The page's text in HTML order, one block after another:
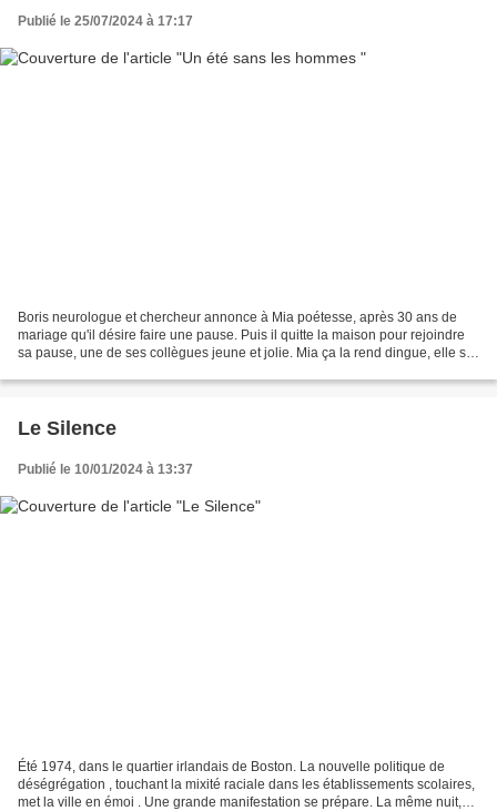
Publié le 25/07/2024 à 17:17
Boris neurologue et chercheur annonce à Mia poétesse, après 30 ans de
mariage qu'il désire faire une pause. Puis il quitte la maison pour rejoindre
sa pause, une de ses collègues jeune et jolie. Mia ça la rend dingue, elle se
Le Silence
Publié le 10/01/2024 à 13:37
Été 1974, dans le quartier irlandais de Boston. La nouvelle politique de
déségrégation , touchant la mixité raciale dans les établissements scolaires,
met la ville en émoi . Une grande manifestation se prépare. La même nuit,